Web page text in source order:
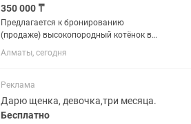
350 000 ₸
Предлагается к бронированию
(продаже) высокопородный котёнок в
драгоценном окрасе золотая
шиншилла ny 11. 2 месяца, 08.05.2026.
привезена из ведущего питомника...
Алматы, сегодня
Реклама
Дарю щенка, девочка,три месяца.
Бесплатно